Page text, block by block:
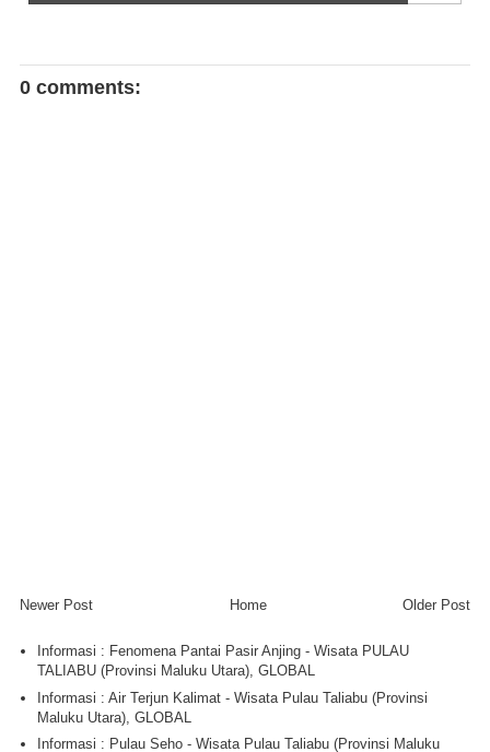
0 comments:
Newer Post Older Post
Home
Informasi : Fenomena Pantai Pasir Anjing - Wisata PULAU
TALIABU (Provinsi Maluku Utara), GLOBAL
Informasi : Air Terjun Kalimat - Wisata Pulau Taliabu (Provinsi
Maluku Utara), GLOBAL
Informasi : Pulau Seho - Wisata Pulau Taliabu (Provinsi Maluku